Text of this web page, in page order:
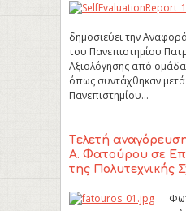
δημοσιεύει την
του Πανεπιστημίου
Αξιολόγησης από ομάδα
όπως συντάχθηκαν
Πανεπιστημίου…
Tελετή
Α. Φατούρου σε
της Πολυτεχνικής